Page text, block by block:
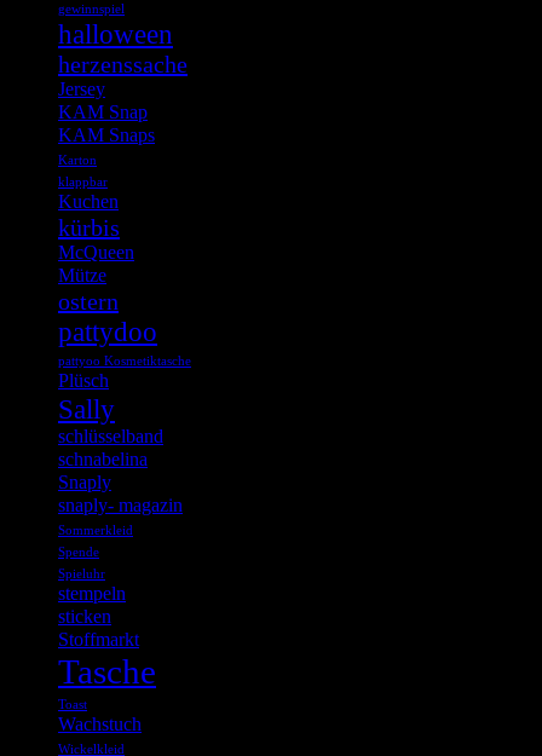
gewinnspiel
halloween
herzenssache
Jersey
KAM Snap
KAM Snaps
Karton
klappbar
Kuchen
kürbis
McQueen
Mütze
ostern
pattydoo
pattyoo Kosmetiktasche
Plüsch
Sally
schlüsselband
schnabelina
Snaply
snaply- magazin
Sommerkleid
Spende
Spieluhr
stempeln
sticken
Stoffmarkt
Tasche
Toast
Wachstuch
Wickelkleid